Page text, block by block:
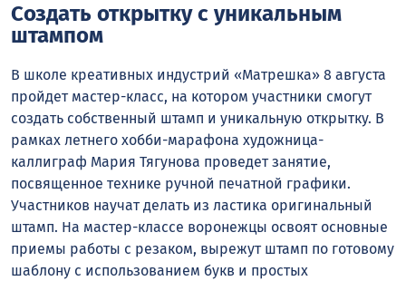
Создать открытку с уникальным
штампом
В школе креативных индустрий «Матрешка» 8 августа
пройдет мастер-класс, на котором участники смогут
создать собственный штамп и уникальную открытку. В
рамках летнего хобби-марафона художница-
каллиграф Мария Тягунова проведет занятие,
посвященное технике ручной печатной графики.
Участников научат делать из ластика оригинальный
штамп. На мастер-классе воронежцы освоят основные
приемы работы с резаком, вырежут штамп по готовому
шаблону с использованием букв и простых